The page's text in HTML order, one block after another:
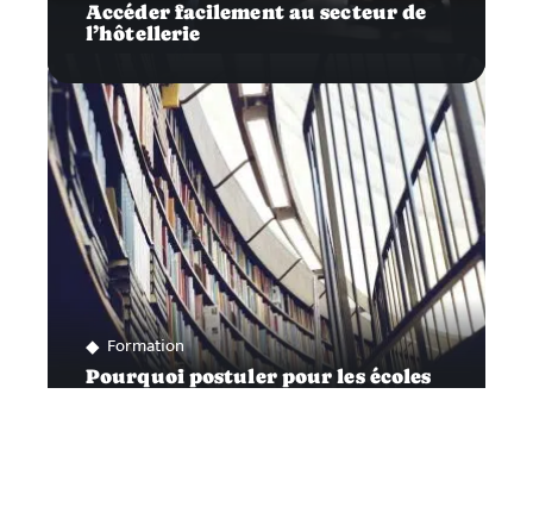
Accéder facilement au secteur de
l’hôtellerie
Formation
Pourquoi postuler pour les écoles